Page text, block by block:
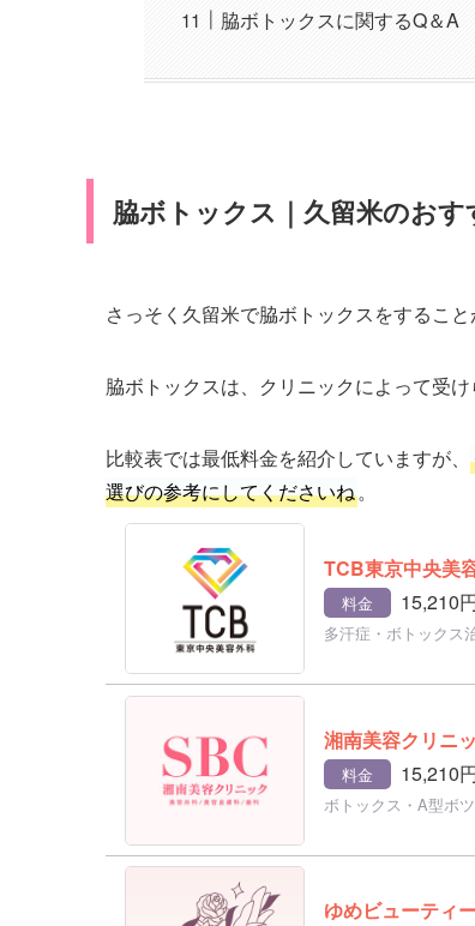
脇ボトックスに関するQ＆A
脇ボトックス｜久留米のお
さっそく久留米で脇ボトックスをするこ
脇ボトックスは、クリニックによって受
比較表では最低料金を紹介していますが、
選びの参考にしてくださいね。
TCB東京中央美
料金 15,210
多汗症・ボトックス
湘南美容クリニ
料金 15,210
ボトックス・A型ボ
ゆめビューティ